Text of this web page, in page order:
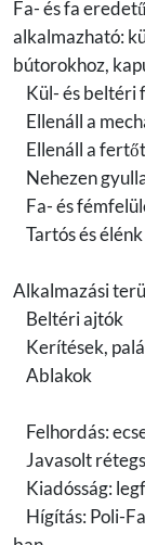
Fa- és fa
alkalmazható:
bútorokhoz,
Kül- és beltéri
Ellenáll a
Ellenáll a
Nehezen
Fa- és
Tartós és
Alkalmazási
Beltéri ajtók
Kerítések,
Ablakok
Felhordás:
Javasolt
Kiadósság:
Hígítás: Poli-